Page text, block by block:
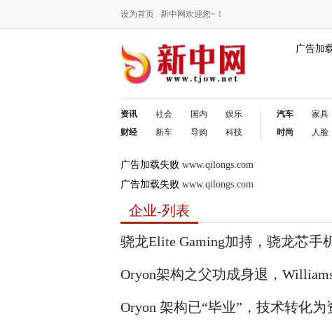
设为首页 新中网欢迎您~！
广告加
资讯
财经
社会
新车
国内
导购
娱乐
科技
汽车
时尚
家具
人脸
广告加载失败 www.qilongs.com
广告加载失败 www.qilongs.com
企业-列表
骁龙Elite Gaming加持，骁龙芯手
Oryon架构之父功成身退，
Oryon 架构已“毕业”，技术转化